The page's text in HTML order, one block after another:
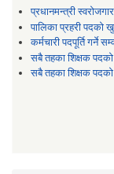
प्रधानमन्त्री
पालिका प्रहरी पदको
कर्मचारी पदपूर्ति गर्ने
सबै तहका शिक्षक पदको
सबै तहका शिक्षक पदको